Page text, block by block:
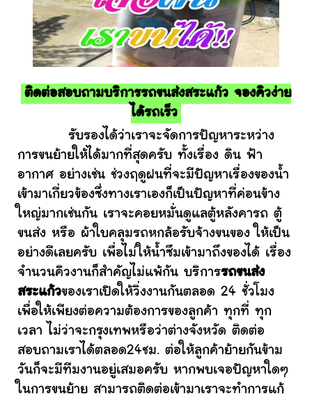
ติดต่อสอบถามบริการรถขนส่งสระแก้ว จองคิวง่าย
ได้รถเร็ว
รับรองได้ว่าเราจะจัดการปัญหาระหว่าง
การขนย้ายให้ได้มากที่สุดครับ ทั้งเรื่อง ดิน ฟ้า
อากาศ อย่างเช่น ช่วงฤดูฝนที่จะมีปัญหาเรื่องของน้ำ
เข้ามาเกี่ยวข้องซึ่งทางเราเองก็เป็นปัญหาที่ค่อนข้าง
ใหญ่มากเช่นกัน เราจะคอยหมั่นดูแลตู้หลังคารถ ตู้
ขนส่ง หรือ ผ้าใบคลุมรถหกล้อรับจ้างขนของ ให้เป็น
อย่างดีเลยครับ เพื่อไม่ให้น้ำซึมเข้ามาถึงของได้ เรื่อง
จำนวนคิวงานก็สำคัญไม่แพ้กัน บริการรถขนส่ง
สระแก้วของเราเปิดให้วิ่งงานกันตลอด 24 ชั่วโมง
เพื่อให้เพียงต่อความต้องการของลูกค้า ทุกที่ ทุก
เวลา ไม่ว่าจะกรุงเทพหรือว่าต่างจังหวัด ติดต่อ
สอบถามเราได้ตลอด24ชม. ต่อให้ลูกค้าย้ายกันข้าม
วันก็จะมีทีมงานอยู่เสมอครับ หากพบเจอปัญหาใดๆ
ในการขนย้าย สามารถติดต่อเข้ามาเราจะทำการแก้